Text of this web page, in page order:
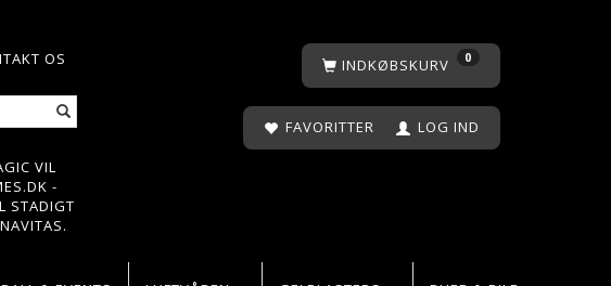
OS
VIL
-
STADIGT
INDKØBSKURV 0
FAVORITTER LOG IND